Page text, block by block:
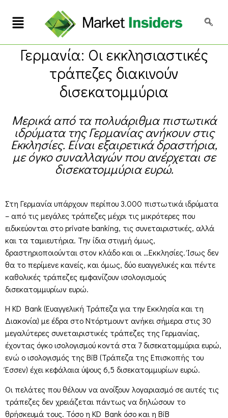
Γερμανία: Οι εκκλησιαστικές
τράπεζες διακινούν
δισεκατομμύρια
Μερικά από τα πολυάριθμα πιστωτικά
ιδρύματα της Γερμανίας ανήκουν στις
Εκκλησίες. Είναι εξαιρετικά δραστήρια,
με όγκο συναλλαγών που ανέρχεται σε
δισεκατομμύρια ευρώ.
Στη Γερμανία υπάρχουν περίπου 3.000 πιστωτικά ιδρύματα
– από τις μεγάλες τράπεζες μέχρι τις μικρότερες που
ειδικεύονται στο private banking, τις συνεταιριστικές, αλλά
και τα ταμιευτήρια. Την ίδια στιγμή όμως,
δραστηριοποιούνται στον κλάδο και οι …Εκκλησίες. Ίσως δεν
θα το περίμενε κανείς, και όμως, δύο ευαγγελικές και πέντε
καθολικές τράπεζες εμφανίζουν ισολογισμούς
δισεκατομμυρίων ευρώ.
Η KD Bank (Ευαγγελική Τράπεζα για την Εκκλησία και τη
Διακονία) με έδρα στο Ντόρτμουντ ανήκει σήμερα στις 30
μεγαλύτερες συνεταιριστικές τράπεζες της Γερμανίας,
έχοντας όγκο ισολογισμού κοντά στα 7 δισεκατομμύρια ευρώ,
ενώ ο ισολογισμός της BiB (Τράπεζα της Επισκοπής του
Έσσεν) έχει κεφάλαια ύψους 6,5 δισεκατομμυρίων ευρώ.
Οι πελάτες που θέλουν να ανοίξουν λογαριασμό σε αυτές τις
τράπεζες δεν χρειάζεται πάντως να δηλώσουν το
θρήσκευμά τους. Τόσο η KD Bank όσο και η BiB